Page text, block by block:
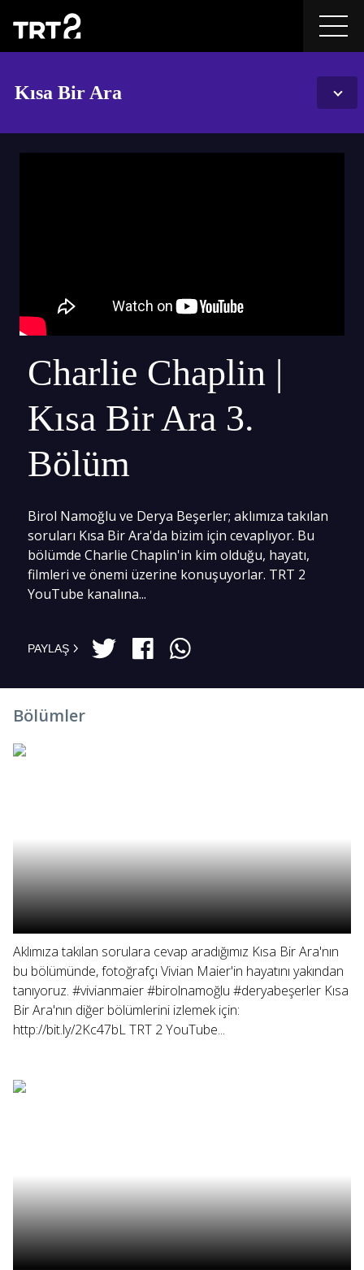
Kısa Bir Ara
Charlie Chaplin |
Kısa Bir Ara 3.
Bölüm
Birol Namoğlu ve Derya Beşerler; aklımıza takılan
soruları Kısa Bir Ara'da bizim için cevaplıyor. Bu
bölümde Charlie Chaplin'in kim olduğu, hayatı,
filmleri ve önemi üzerine konuşuyorlar. TRT 2
YouTube kanalına...
PAYLAŞ
Bölümler
Aklımıza takılan sorulara cevap aradığımız Kısa Bir Ara'nın
bu bölümünde, fotoğrafçı Vivian Maier'in hayatını yakından
tanıyoruz. #vivianmaier #birolnamoğlu #deryabeşerler Kısa
Bir Ara'nın diğer bölümlerini izlemek için:
http://bit.ly/2Kc47bL TRT 2 YouTube...